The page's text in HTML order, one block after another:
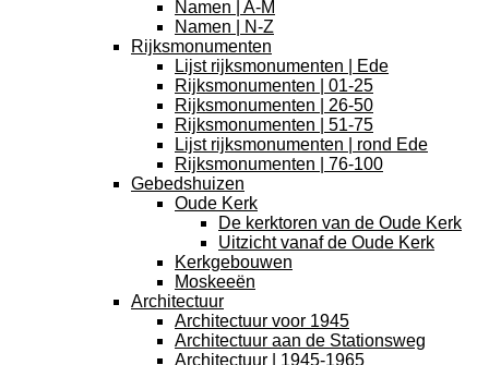
Namen | A-M
Namen | N-Z
Rijksmonumenten
Lijst rijksmonumenten | Ede
Rijksmonumenten | 01-25
Rijksmonumenten | 26-50
Rijksmonumenten | 51-75
Lijst rijksmonumenten | rond Ede
Rijksmonumenten | 76-100
Gebedshuizen
Oude Kerk
De kerktoren van de Oude Kerk
Uitzicht vanaf de Oude Kerk
Kerkgebouwen
Moskeeën
Architectuur
Architectuur voor 1945
Architectuur aan de Stationsweg
Architectuur | 1945-1965